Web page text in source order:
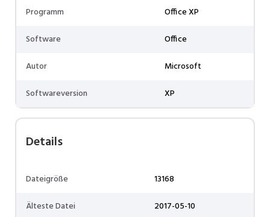
Programm
Office XP
Software
Office
Autor
Microsoft
Softwareversion
XP
Details
Dateigröße
13168
Älteste Datei
2017-05-10